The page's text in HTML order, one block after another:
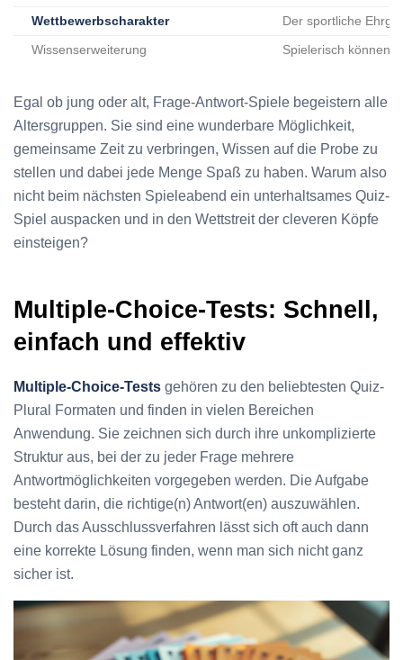
Wettbewerbscharakter Der sportliche
Wissenserweiterung Spielerisch können
Egal ob jung oder alt, Frage-Antwort-Spiele begeistern alle
Altersgruppen. Sie sind eine wunderbare Möglichkeit,
gemeinsame Zeit zu verbringen, Wissen auf die Probe zu
stellen und dabei jede Menge Spaß zu haben. Warum also
nicht beim nächsten Spieleabend ein unterhaltsames Quiz-
Spiel auspacken und in den Wettstreit der cleveren Köpfe
einsteigen?
Multiple-Choice-Tests: Schnell,
einfach und effektiv
Multiple-Choice-Tests gehören zu den beliebtesten Quiz-
Plural Formaten und finden in vielen Bereichen
Anwendung. Sie zeichnen sich durch ihre unkomplizierte
Struktur aus, bei der zu jeder Frage mehrere
Antwortmöglichkeiten vorgegeben werden. Die Aufgabe
besteht darin, die richtige(n) Antwort(en) auszuwählen.
Durch das Ausschlussverfahren lässt sich oft auch dann
eine korrekte Lösung finden, wenn man sich nicht ganz
sicher ist.